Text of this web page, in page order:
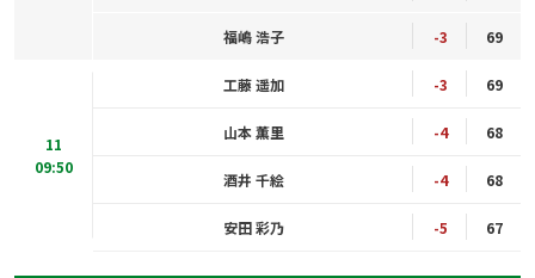
福嶋 浩子 -3 69
11
09:50
工藤 遥加 -3 69
山本 薫里 -4 68
酒井 千絵 -4 68
安田 彩乃 -5 67